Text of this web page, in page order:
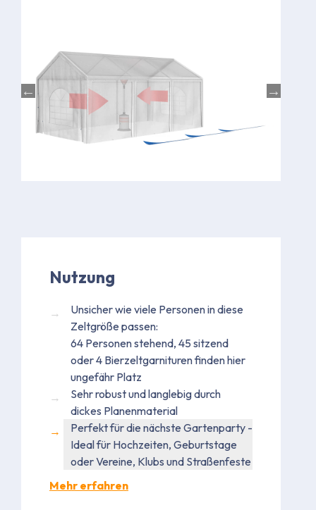
Nutzung
Unsicher wie viele Personen in diese
Zeltgröße passen:
64 Personen stehend, 45 sitzend
oder 4 Bierzeltgarnituren finden hier
ungefähr Platz
Sehr robust und langlebig durch
dickes Planenmaterial
Perfekt für die nächste Gartenparty -
Ideal für Hochzeiten, Geburtstage
oder Vereine, Klubs und Straßenfeste
Mehr erfahren